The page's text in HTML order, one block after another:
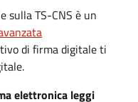
sulla TS-CNS è un
di firma digitale ti
elettronica leggi